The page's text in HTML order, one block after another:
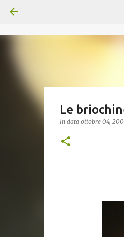
Le
in data ottobre 04,